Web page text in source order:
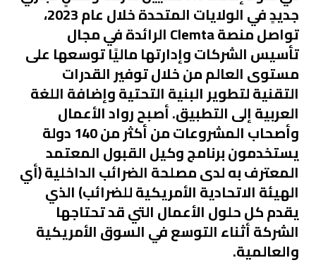
جديدٍ في الولايات المتحدة خلال عام 2023،
تواصل منصةClemtaالرائدة في مجال
تأسيس الشركات وإدارتها ماليًا توسعها على
مستوى العالم من خلال توفير القدرات
التقنية لتطوير البنية التحتية وإضافة اللغة
العربية إلى التطبيق. أصبح رواد الأعمال
وأصحاب المشروعات من أكثر من 140 دولة
يستخدمون برنامج وكيل القبول المعتمد
المعترف به لدى مصلحة الضرائب الداخلية (أي
الهيئة الاتحادية الأمريكية للضرائب) الذي
يقدم كل حلول الأعمال التي قد تحتاجها
الشركة أثناء التوسع في السوق الأمريكية
والعالمية.